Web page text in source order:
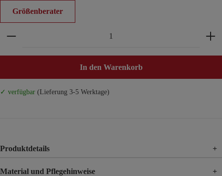
Größenberater
Produkt Anzahl: Gib den gewünschten Wert ein
In den Warenkorb
✓ verfügbar (Lieferung 3-5 Werktage)
Produktdetails +
Material und Pflegehinweise +